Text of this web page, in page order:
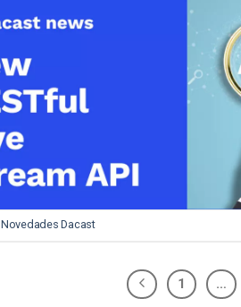
Novedades Dacast
1 …